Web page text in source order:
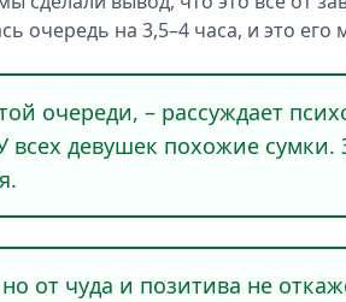
очередь на 3,5–4 часа, и это его
очереди, – рассуждает
всех девушек похожие сумки.
от чуда и позитива не